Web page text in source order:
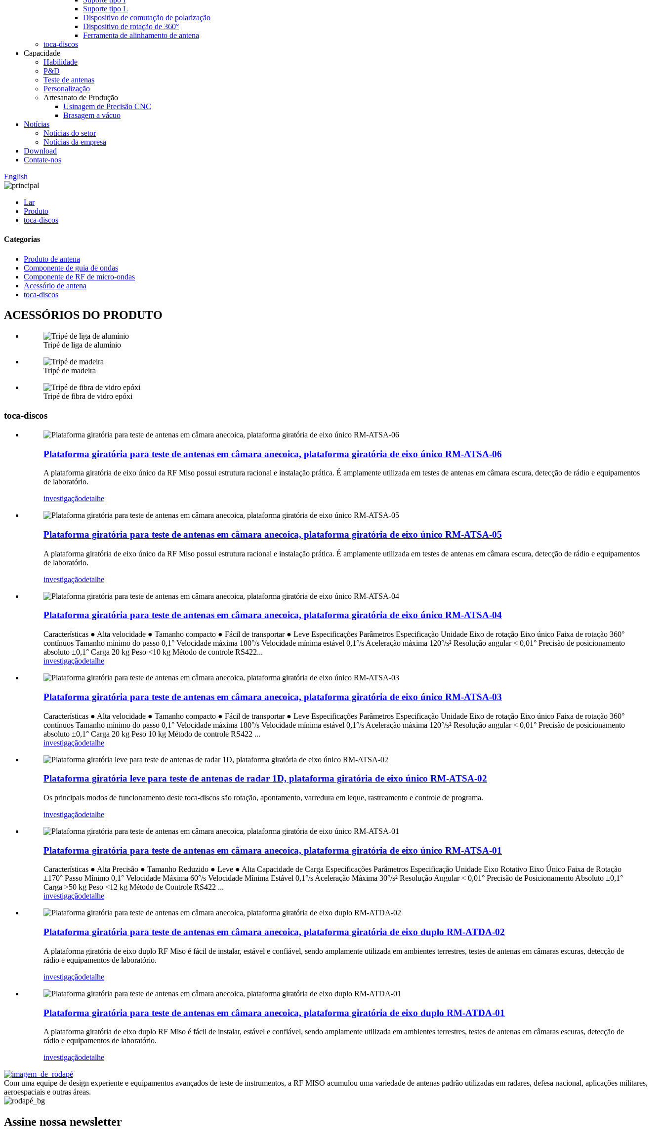
Suporte tipo L
Dispositivo de comutação de polarização
Dispositivo de rotação de 360°
Ferramenta de alinhamento de antena
toca-discos
Capacidade
Habilidade
P&D
Teste de antenas
Personalização
Artesanato de Produção
Usinagem de Precisão CNC
Brasagem a vácuo
Notícias
Notícias do setor
Notícias da empresa
Download
Contate-nos
English
Lar
Produto
toca-discos
Categorias
Produto de antena
Componente de guia de ondas
Componente de RF de micro-ondas
Acessório de antena
toca-discos
ACESSÓRIOS DO PRODUTO
Tripé de liga de alumínio
Tripé de madeira
Tripé de fibra de vidro epóxi
toca-discos
Plataforma giratória para teste de antenas em câmara anecoica, plataforma giratória de eixo único RM-ATSA-06
A plataforma giratória de eixo único da RF Miso possui estrutura racional e instalação prática. É amplamente utilizada em testes de antenas em câmara escura, detecção de rádio e equipamentos
de laboratório.
investigaçãodetalhe
Plataforma giratória para teste de antenas em câmara anecoica, plataforma giratória de eixo único RM-ATSA-05
A plataforma giratória de eixo único da RF Miso possui estrutura racional e instalação prática. É amplamente utilizada em testes de antenas em câmara escura, detecção de rádio e equipamentos
de laboratório.
investigaçãodetalhe
Plataforma giratória para teste de antenas em câmara anecoica, plataforma giratória de eixo único RM-ATSA-04
Características ● Alta velocidade ● Tamanho compacto ● Fácil de transportar ● Leve Especificações Parâmetros Especificação Unidade Eixo de rotação Eixo único Faixa de rotação 360°
contínuos Tamanho mínimo do passo 0,1° Velocidade máxima 180°/s Velocidade mínima estável 0,1°/s Aceleração máxima 120°/s² Resolução angular < 0,01° Precisão de posicionamento
absoluto ±0,1° Carga 20 kg Peso <10 kg Método de controle RS422...
investigaçãodetalhe
Plataforma giratória para teste de antenas em câmara anecoica, plataforma giratória de eixo único RM-ATSA-03
Características ● Alta velocidade ● Tamanho compacto ● Fácil de transportar ● Leve Especificações Parâmetros Especificação Unidade Eixo de rotação Eixo único Faixa de rotação 360°
contínuos Tamanho mínimo do passo 0,1° Velocidade máxima 180°/s Velocidade mínima estável 0,1°/s Aceleração máxima 120°/s² Resolução angular < 0,01° Precisão de posicionamento
absoluto ±0,1° Carga 20 kg Peso 10 kg Método de controle RS422 ...
investigaçãodetalhe
Plataforma giratória leve para teste de antenas de radar 1D, plataforma giratória de eixo único RM-ATSA-02
Os principais modos de funcionamento deste toca-discos são rotação, apontamento, varredura em leque, rastreamento e controle de programa.
investigaçãodetalhe
Plataforma giratória para teste de antenas em câmara anecoica, plataforma giratória de eixo único RM-ATSA-01
Características ● Alta Precisão ● Tamanho Reduzido ● Leve ● Alta Capacidade de Carga Especificações Parâmetros Especificação Unidade Eixo Rotativo Eixo Único Faixa de Rotação
±170° Passo Mínimo 0,1° Velocidade Máxima 60°/s Velocidade Mínima Estável 0,1°/s Aceleração Máxima 30°/s² Resolução Angular < 0,01° Precisão de Posicionamento Absoluto ±0,1°
Carga >50 kg Peso <12 kg Método de Controle RS422 ...
investigaçãodetalhe
Plataforma giratória para teste de antenas em câmara anecoica, plataforma giratória de eixo duplo RM-ATDA-02
A plataforma giratória de eixo duplo RF Miso é fácil de instalar, estável e confiável, sendo amplamente utilizada em ambientes terrestres, testes de antenas em câmaras escuras, detecção de
rádio e equipamentos de laboratório.
investigaçãodetalhe
Plataforma giratória para teste de antenas em câmara anecoica, plataforma giratória de eixo duplo RM-ATDA-01
A plataforma giratória de eixo duplo RF Miso é fácil de instalar, estável e confiável, sendo amplamente utilizada em ambientes terrestres, testes de antenas em câmaras escuras, detecção de
rádio e equipamentos de laboratório.
investigaçãodetalhe
Com uma equipe de design experiente e equipamentos avançados de teste de instrumentos, a RF MISO acumulou uma variedade de antenas padrão utilizadas em radares, defesa nacional, aplicações militares,
aeroespaciais e outras áreas.
Assine nossa newsletter